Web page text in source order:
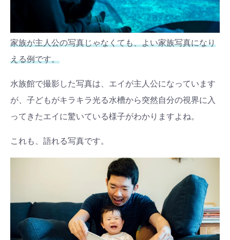
家族が主人公の写真じゃなくても、よい家族写真になり
える例です。
水族館で撮影した写真は、エイが主人公になっています
が、子どもがキラキラ光る水槽から突然自分の視界に入
ってきたエイに驚いている様子がわかりますよね。
これも、語れる写真です。